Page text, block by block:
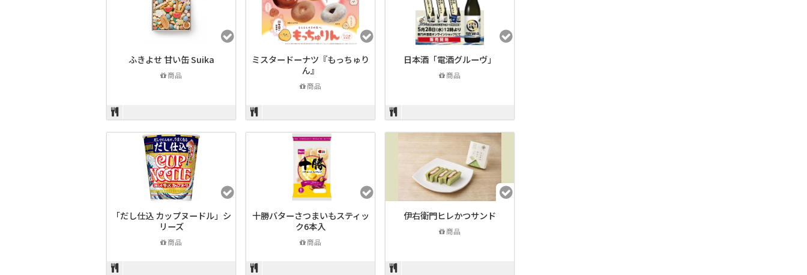
ふきよせ 甘い缶 Suika
商品
ミスタードーナツ『もっちゅり
ん』
商品
日本酒「電酒グルーヴ」
商品
「だし仕込 カップヌードル」シ
リーズ
商品
十勝バターさつまいもスティッ
ク6本入
商品
伊右衛門ヒレかつサンド
商品